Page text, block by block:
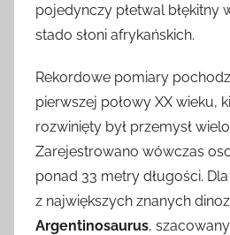
pojedynczy płetwal błękitny
stado słoni afrykańskich.
Rekordowe pomiary
pierwszej połowy XX wieku,
rozwinięty był przemysł
Zarejestrowano wówczas
ponad 33 metry długości.
z największych znanych
Argentinosaurus,